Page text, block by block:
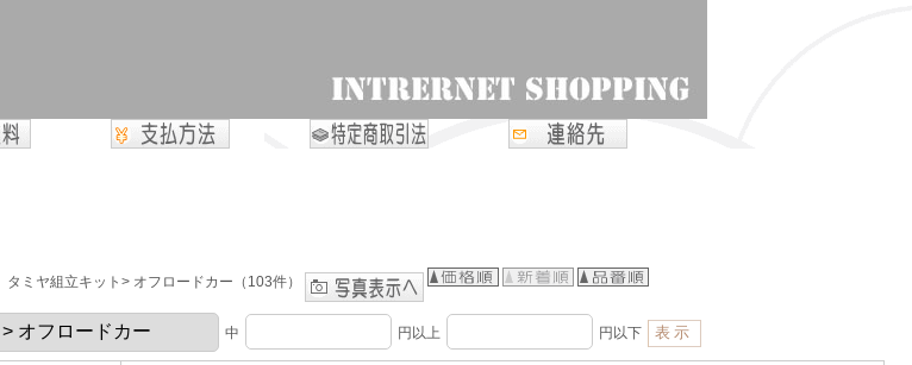
タミヤ組立キット> オフロードカー（103件）
中 円以上 円以下